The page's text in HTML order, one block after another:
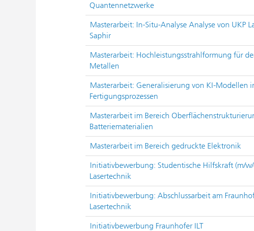
Quantennetzwerke
Masterarbeit: In-Situ-Analyse Analyse von UKP
Saphir
Masterarbeit: Hochleistungsstrahlformung für
Metallen
Masterarbeit: Generalisierung von KI-Modellen
Fertigungsprozessen
Masterarbeit im Bereich
Batteriematerialien
Masterarbeit im Bereich gedruckte Elektronik
Initiativbewerbung: Studentische Hilfskraft (m/
Lasertechnik
Initiativbewerbung: Abschlussarbeit am
Lasertechnik
Initiativbewerbung Fraunhofer ILT